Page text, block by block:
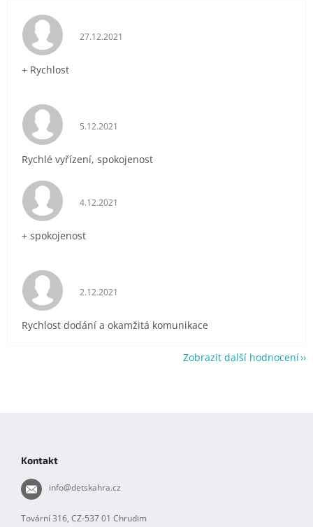
Hodnocení obchodu je 5 z 5 hvězdiček.
27.12.2021
+ Rychlost
Hodnocení obchodu je 5 z 5 hvězdiček.
5.12.2021
Rychlé vyřízení, spokojenost
Hodnocení obchodu je 5 z 5 hvězdiček.
4.12.2021
+ spokojenost
Hodnocení obchodu je 5 z 5 hvězdiček.
2.12.2021
Rychlost dodání a okamžitá komunikace
Zobrazit další hodnocení
Kontakt
info@detskahra.cz
Tovární 316, CZ-537 01 Chrudim